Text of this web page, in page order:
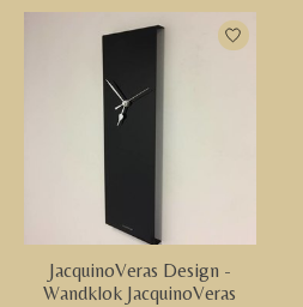
JacquinoVeras Design -
Wandklok JacquinoVeras